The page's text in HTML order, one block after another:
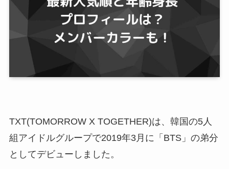
TXT(TOMORROW X TOGETHER)は、韓国の5人
組アイドルグループで2019年3月に「BTS」の弟分
としてデビューしました。